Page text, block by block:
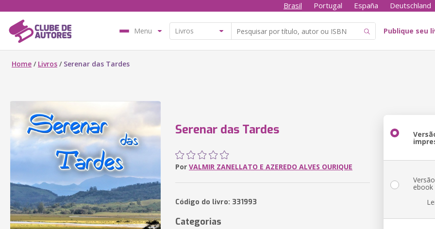
Brasil Portugal España Deutschland
Menu Publique seu
Home / Livros / Serenar das Tardes
Serenar das Tardes
Por VALMIR ZANELLATO E AZEREDO ALVES OURIQUE
Código do livro: 331993
Categorias
Versão
ebook